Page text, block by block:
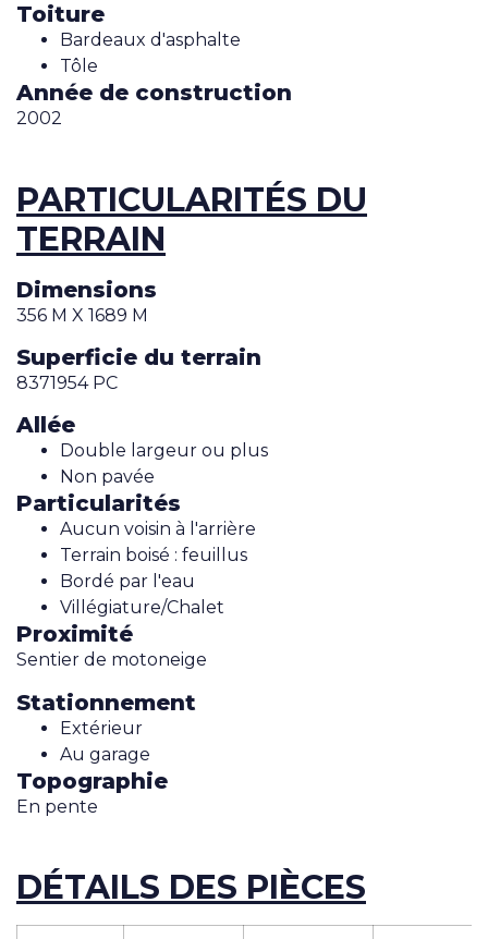
Toiture
Bardeaux d'asphalte
Tôle
Année de construction
2002
PARTICULARITÉS DU
TERRAIN
Dimensions
356 M X 1689 M
Superficie du terrain
8371954 PC
Allée
Double largeur ou plus
Non pavée
Particularités
Aucun voisin à l'arrière
Terrain boisé : feuillus
Bordé par l'eau
Villégiature/Chalet
Proximité
Sentier de motoneige
Stationnement
Extérieur
Au garage
Topographie
En pente
DÉTAILS DES PIÈCES